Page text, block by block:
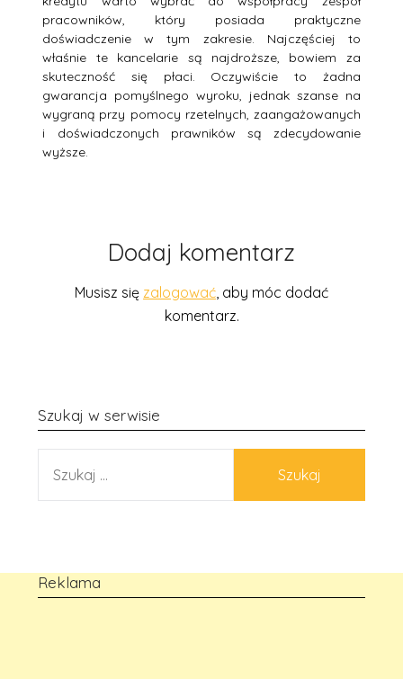
pracowników, który posiada praktyczne
doświadczenie w tym zakresie. Najczęściej to
właśnie te kancelarie są najdroższe, bowiem za
skuteczność się płaci. Oczywiście to żadna
gwarancja pomyślnego wyroku, jednak szanse na
wygraną przy pomocy rzetelnych, zaangażowanych
i doświadczonych prawników są zdecydowanie
wyższe.
Dodaj komentarz
Musisz się zalogować, aby móc dodać
komentarz.
Szukaj w serwisie
Reklama